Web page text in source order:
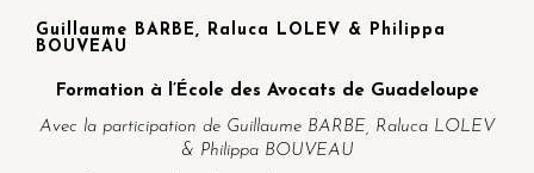
Guillaume BARBE, Raluca LOLEV & Philippa
BOUVEAU
Formation à l’École des Avocats de Guadeloupe
Avec la participation de Guillaume BARBE, Raluca LOLEV
& Philippa BOUVEAU